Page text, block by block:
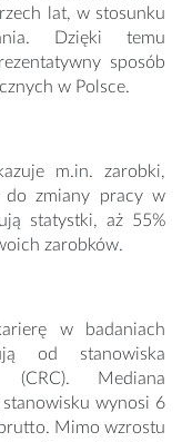
lat, w stosunku
Dzięki temu
sposób
w Polsce.
m.in. zarobki,
do zmiany pracy w
statystki, aż 55%
zarobków.
w badaniach
od stanowiska
(CRC). Mediana
wynosi 6
Mimo wzrostu